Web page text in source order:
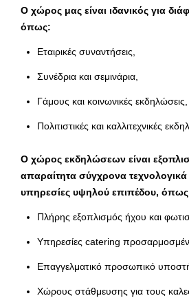
Ο χώρος μας είναι ιδανικός για
όπως:
Εταιρικές συναντήσεις,
Συνέδρια και σεμινάρια,
Γάμους και κοινωνικές εκδηλώσεις,
Πολιτιστικές και καλλιτεχνικές
Ο χώρος εκδηλώσεων είναι
απαραίτητα σύγχρονα
υπηρεσίες υψηλού επιπέδου,
Πλήρης εξοπλισμός ήχου και
Υπηρεσίες catering
Επαγγελματικό προσωπικό
Χώρους στάθμευσης για τους